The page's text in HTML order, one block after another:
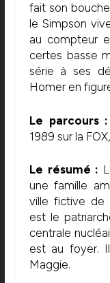
fait son
le Simpson
au compteur
certes basse
série à ses
Homer en
Le parcours :
1989 sur la
Le résumé :
une famille
ville fictive de
est le
centrale
est au foyer.
Maggie.